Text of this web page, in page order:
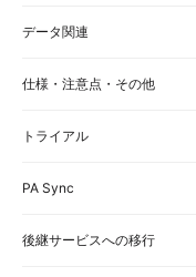
データ関連
仕様・注意点・その他
トライアル
PA Sync
後継サービスへの移行